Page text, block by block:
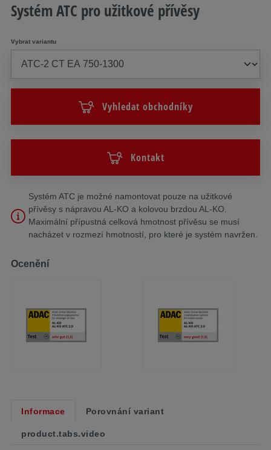
Systém ATC pro užitkové přívěsy
Vybrat variantu
Vyhledat obchodníky
Kontakt
Systém ATC je možné namontovat pouze na užitkové
přívěsy s nápravou AL-KO a kolovou brzdou AL-KO.
Maximální přípustná celková hmotnost přívěsu se musí
nacházet v rozmezí hmotností, pro které je systém navržen.
Ocenění
Informace Porovnání variant
product.tabs.video